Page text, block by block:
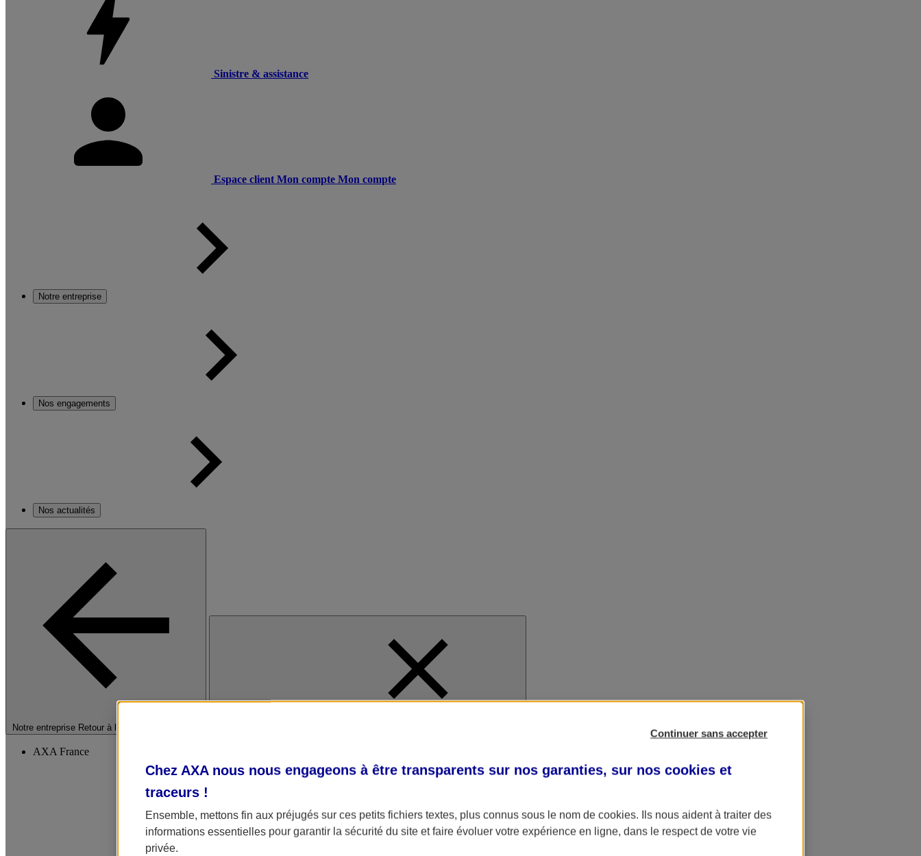
Sinistre & assistance
Espace client Mon compte Mon compte
Notre entreprise
Nos engagements
Nos actualités
Notre entreprise Retour à la section précédente
AXA France
Continuer sans accepter
Chez AXA nous nous engageons à être transparents sur nos garanties, sur nos cookies et
traceurs !
Ensemble, mettons fin aux préjugés sur ces petits fichiers textes, plus connus sous le nom de cookies. Ils nous aident à traiter des
informations essentielles pour garantir la sécurité du site et faire évoluer votre expérience en ligne, dans le respect de votre vie
privée.